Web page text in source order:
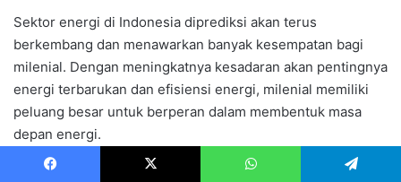
Sektor energi di Indonesia diprediksi akan terus
berkembang dan menawarkan banyak kesempatan bagi
milenial. Dengan meningkatnya kesadaran akan pentingnya
energi terbarukan dan efisiensi energi, milenial memiliki
peluang besar untuk berperan dalam membentuk masa
depan energi.